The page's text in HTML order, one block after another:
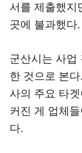
서를 제출했지
곳에 불과했다.
군산시는 사업
한 것으로 본
사의 주요 타
커진 게 업체
다.